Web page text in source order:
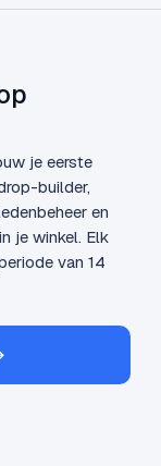
je eerste
builder,
en
je winkel. Elk
van 14